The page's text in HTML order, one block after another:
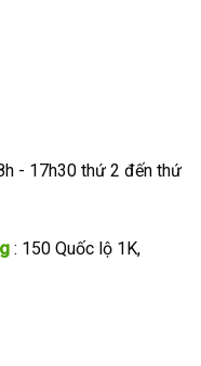
- 17h30 thứ 2 đến thứ
: 150 Quốc lộ 1K,